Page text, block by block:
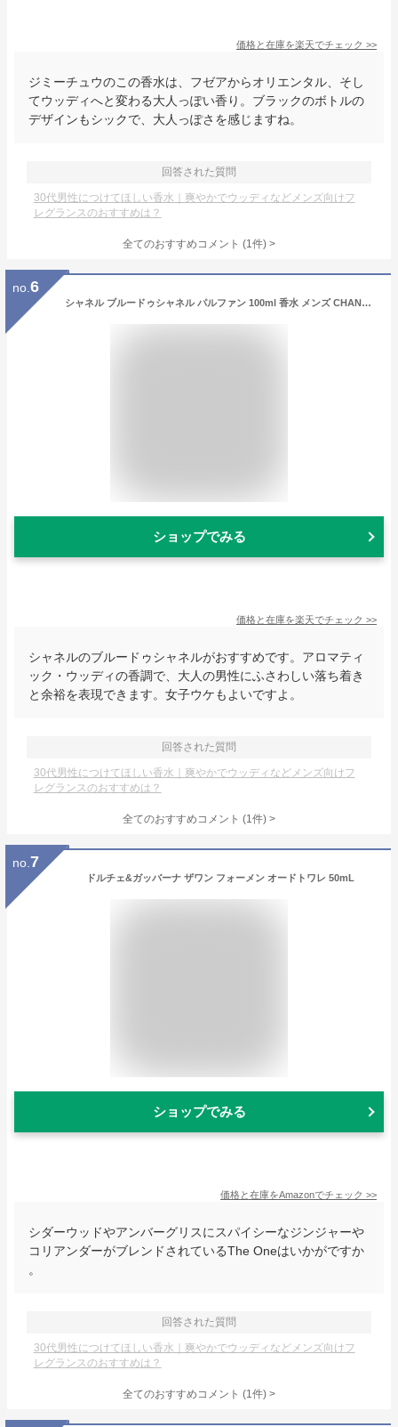
価格と在庫を楽天でチェック >>
ジミーチュウのこの香水は、フゼアからオリエンタル、そし
てウッディへと変わる大人っぽい香り。ブラックのボトルの
デザインもシックで、大人っぽさを感じますね。
回答された質問
30代男性につけてほしい香水｜爽やかでウッディなどメンズ向けフ
レグランスのおすすめは？
全てのおすすめコメント (1件) >
no. 6
シャネル ブルードゥシャネル パルファン 100ml 香水 メンズ CHANEL 男性用 BLEU DE CHANEL PARFUM [71801] [3F-C8]
ショップでみる
価格と在庫を楽天でチェック >>
シャネルのブルードゥシャネルがおすすめです。アロマティ
ック・ウッディの香調で、大人の男性にふさわしい落ち着き
と余裕を表現できます。女子ウケもよいですよ。
回答された質問
30代男性につけてほしい香水｜爽やかでウッディなどメンズ向けフ
レグランスのおすすめは？
全てのおすすめコメント (1件) >
no. 7
ドルチェ&ガッバーナ ザワン フォーメン オードトワレ 50mL
ショップでみる
価格と在庫をAmazonでチェック >>
シダーウッドやアンバーグリスにスパイシーなジンジャーや
コリアンダーがブレンドされているThe Oneはいかがですか
。
回答された質問
30代男性につけてほしい香水｜爽やかでウッディなどメンズ向けフ
レグランスのおすすめは？
全てのおすすめコメント (1件) >